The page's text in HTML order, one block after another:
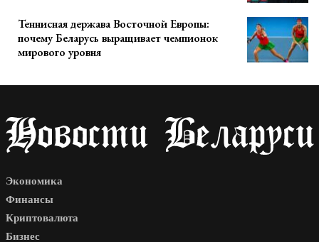
Теннисная держава Восточной Европы:
почему Беларусь выращивает чемпионок
мирового уровня
Экономика
Финансы
Криптовалюта
Бизнес